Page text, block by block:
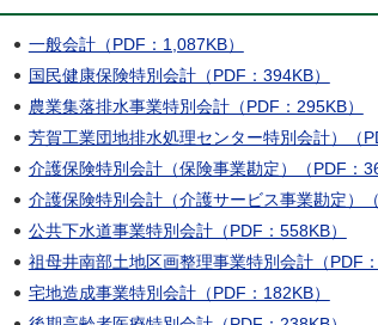
一般会計（PDF：1,087KB）
国民健康保険特別会計（PDF：394KB）
農業集落排水事業特別会計（PDF：295KB）
芳賀工業団地排水処理センター特別会計）（
介護保険特別会計（保険事業勘定）（PDF：
介護保険特別会計（介護サービス事業勘定）
公共下水道事業特別会計（PDF：558KB）
祖母井南部土地区画整理事業特別会計（PDF：
宅地造成事業特別会計（PDF：182KB）